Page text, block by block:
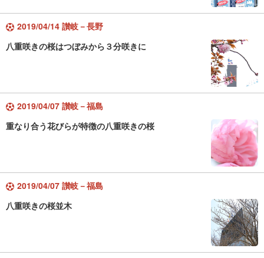
2019/04/14 讃岐－長野
八重咲きの桜はつぼみから３分咲きに
2019/04/07 讃岐－福島
重なり合う花びらが特徴の八重咲きの桜
2019/04/07 讃岐－福島
八重咲きの桜並木